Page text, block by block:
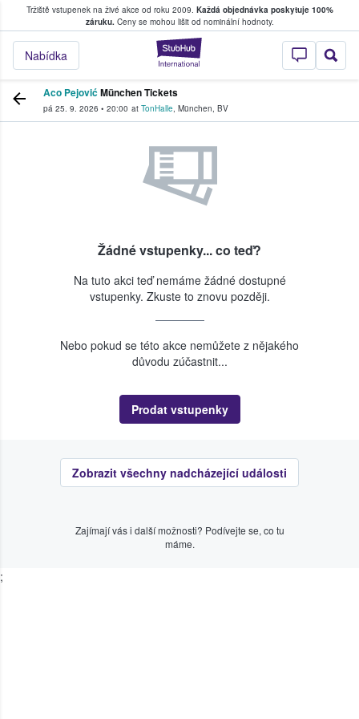
Tržiště vstupenek na živé akce od roku 2009. Každá objednávka poskytuje 100%
záruku.Ceny se mohou lišit od nominální hodnoty.
StubHub –
Nabídka
kde fanoušci kupují a prodávají vstupenky
Aco PejovićMünchen Tickets
pá 25. 9. 2026 • 20:00 at TonHalle, München, BV
Žádné vstupenky... co teď?
Na tuto akci teď nemáme žádné dostupné
vstupenky. Zkuste to znovu později.
Nebo pokud se této akce nemůžete z nějakého
důvodu zúčastnit...
Prodat vstupenky
Zobrazit všechny nadcházející události
Zajímají vás i další možnosti? Podívejte se, co tu
máme.
;